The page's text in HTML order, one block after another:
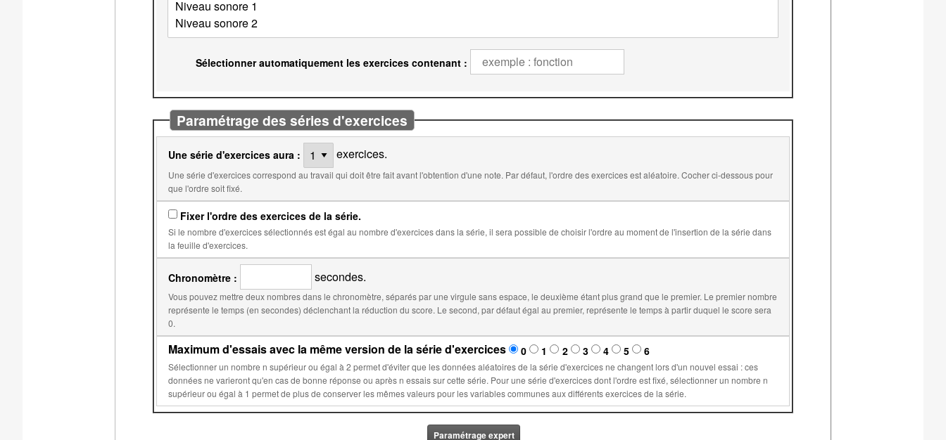
Sélectionner automatiquement les exercices contenant :
Paramétrage des séries d'exercices
Une série d'exercices aura : exercices.
Une série d'exercices correspond au travail qui doit être fait avant l'obtention d'une note. Par défaut, l'ordre des exercices est aléatoire. Cocher ci-dessous pour
que l'ordre soit fixé.
Fixer l'ordre des exercices de la série.
Si le nombre d'exercices sélectionnés est égal au nombre d'exercices dans la série, il sera possible de choisir l'ordre au moment de l'insertion de la série dans
la feuille d'exercices.
Chronomètre : secondes.
Vous pouvez mettre deux nombres dans le chronomètre, séparés par une virgule sans espace, le deuxième étant plus grand que le premier. Le premier nombre
représente le temps (en secondes) déclenchant la réduction du score. Le second, par défaut égal au premier, représente le temps à partir duquel le score sera
0.
Maximum d'essais avec la même version de la série d'exercices 0 1 2 3 4 5 6
Sélectionner un nombre n supérieur ou égal à 2 permet d'éviter que les données aléatoires de la série d'exercices ne changent lors d'un nouvel essai : ces
données ne varieront qu'en cas de bonne réponse ou après n essais sur cette série. Pour une série d'exercices dont l'ordre est fixé, sélectionner un nombre n
supérieur ou égal à 1 permet de plus de conserver les mêmes valeurs pour les variables communes aux différents exercices de la série.
Paramétrage expert